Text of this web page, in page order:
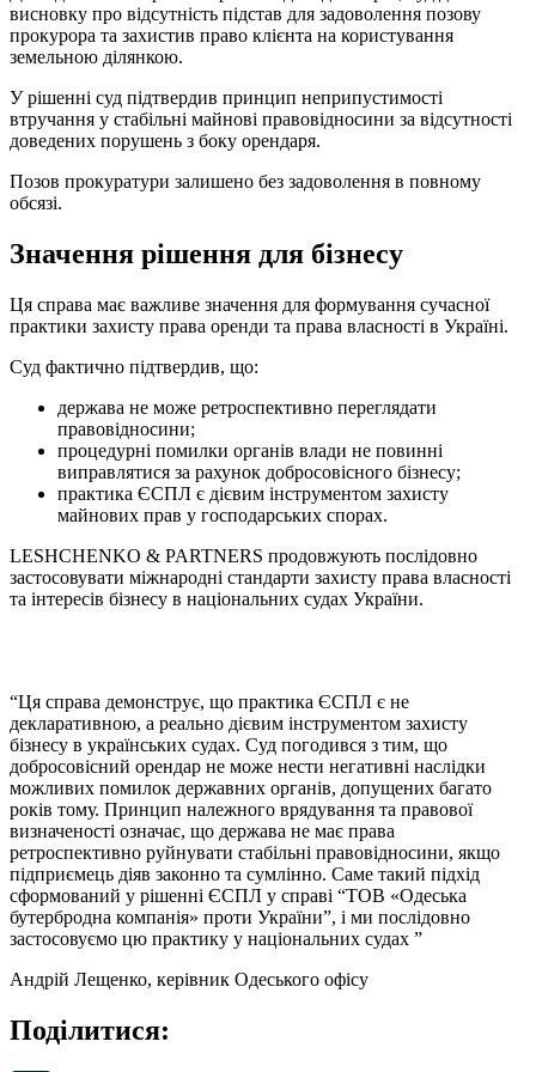
висновку про відсутність підстав для задоволення позову
прокурора та захистив право клієнта на користування
земельною ділянкою.
У рішенні суд підтвердив принцип неприпустимості
втручання у стабільні майнові правовідносини за відсутності
доведених порушень з боку орендаря.
Позов прокуратури залишено без задоволення в повному
обсязі.
Значення рішення для бізнесу
Ця справа має важливе значення для формування сучасної
практики захисту права оренди та права власності в Україні.
Суд фактично підтвердив, що:
держава не може ретроспективно переглядати
правовідносини;
процедурні помилки органів влади не повинні
виправлятися за рахунок добросовісного бізнесу;
практика ЄСПЛ є дієвим інструментом захисту
майнових прав у господарських спорах.
LESHCHENKO & PARTNERS продовжують послідовно
застосовувати міжнародні стандарти захисту права власності
та інтересів бізнесу в національних судах України.
“Ця справа демонструє, що практика ЄСПЛ є не
декларативною, а реально дієвим інструментом захисту
бізнесу в українських судах. Суд погодився з тим, що
добросовісний орендар не може нести негативні наслідки
можливих помилок державних органів, допущених багато
років тому. Принцип належного врядування та правової
визначеності означає, що держава не має права
ретроспективно руйнувати стабільні правовідносини, якщо
підприємець діяв законно та сумлінно. Саме такий підхід
сформований у рішенні ЄСПЛ у справі “ТОВ «Одеська
бутербродна компанія» проти України”, і ми послідовно
застосовуємо цю практику у національних судах ”
Андрій Лещенко, керівник Одеського офісу
Поділитися: